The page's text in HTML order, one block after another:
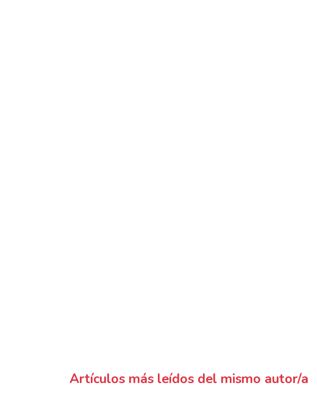
Artículos más leídos del mismo autor/a